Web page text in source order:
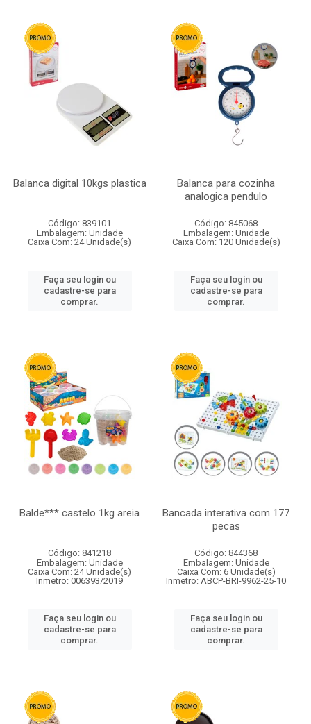
Balanca digital 10kgs plastica
Código: 839101
Embalagem: Unidade
Caixa Com: 24 Unidade(s)
Faça seu login ou
cadastre-se para
comprar.
Balanca para cozinha
analogica pendulo
Código: 845068
Embalagem: Unidade
Caixa Com: 120 Unidade(s)
Faça seu login ou
cadastre-se para
comprar.
Balde*** castelo 1kg areia
Código: 841218
Embalagem: Unidade
Caixa Com: 24 Unidade(s)
Inmetro: 006393/2019
Faça seu login ou
cadastre-se para
comprar.
Bancada interativa com 177
pecas
Código: 844368
Embalagem: Unidade
Caixa Com: 6 Unidade(s)
Inmetro: ABCP-BRI-9962-25-10
Faça seu login ou
cadastre-se para
comprar.